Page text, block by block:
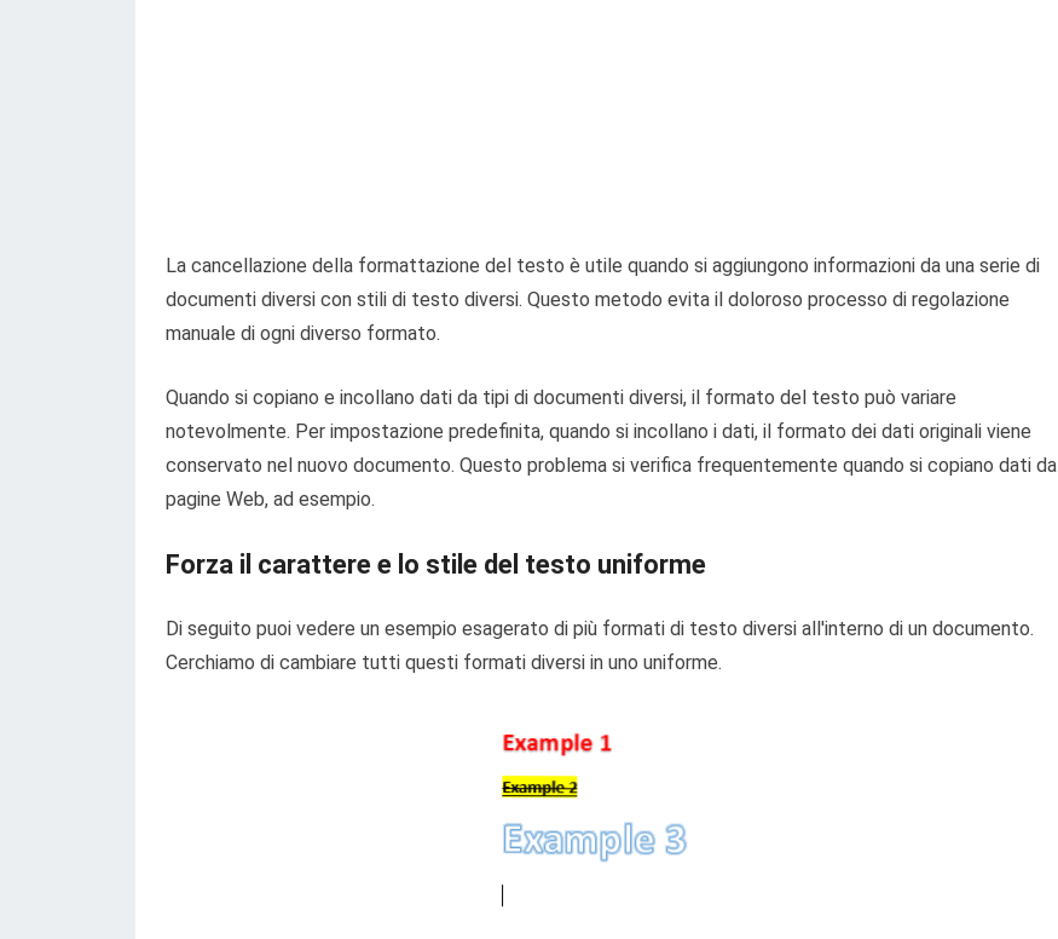
La cancellazione della formattazione del testo è utile quando si aggiungono informazioni da una serie di
documenti diversi con stili di testo diversi. Questo metodo evita il doloroso processo di regolazione
manuale di ogni diverso formato.
Quando si copiano e incollano dati da tipi di documenti diversi, il formato del testo può variare
notevolmente. Per impostazione predefinita, quando si incollano i dati, il formato dei dati originali viene
conservato nel nuovo documento. Questo problema si verifica frequentemente quando si copiano dati da
pagine Web, ad esempio.
Forza il carattere e lo stile del testo uniforme
Di seguito puoi vedere un esempio esagerato di più formati di testo diversi all'interno di un documento.
Cerchiamo di cambiare tutti questi formati diversi in uno uniforme.